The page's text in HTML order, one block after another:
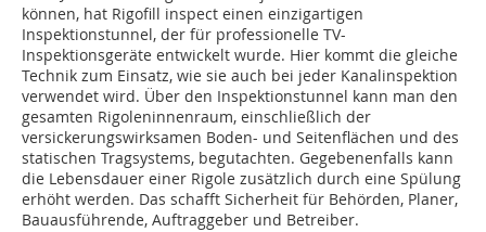
können, hat Rigofill inspect einen einzigartigen
Inspektionstunnel, der für professionelle TV-
Inspektionsgeräte entwickelt wurde. Hier kommt die gleiche
Technik zum Einsatz, wie sie auch bei jeder Kanalinspektion
verwendet wird. Über den Inspektionstunnel kann man den
gesamten Rigoleninnenraum, einschließlich der
versickerungswirksamen Boden- und Seitenflächen und des
statischen Tragsystems, begutachten. Gegebenenfalls kann
die Lebensdauer einer Rigole zusätzlich durch eine Spülung
erhöht werden. Das schafft Sicherheit für Behörden, Planer,
Bauausführende, Auftraggeber und Betreiber.